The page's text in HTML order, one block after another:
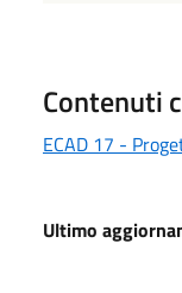
Contenuti
ECAD 17 -
Ultimo